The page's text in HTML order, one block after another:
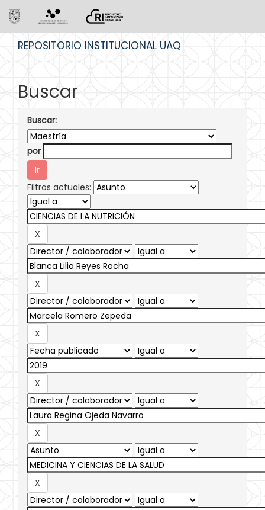
REPOSITORIO INSTITUCIONAL UAQ
Buscar
Buscar:
por
Filtros actuales: